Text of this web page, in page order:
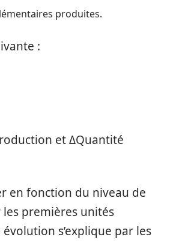
produites.
:
et ΔQuantité
en fonction du niveau de
premières unités
s’explique par les